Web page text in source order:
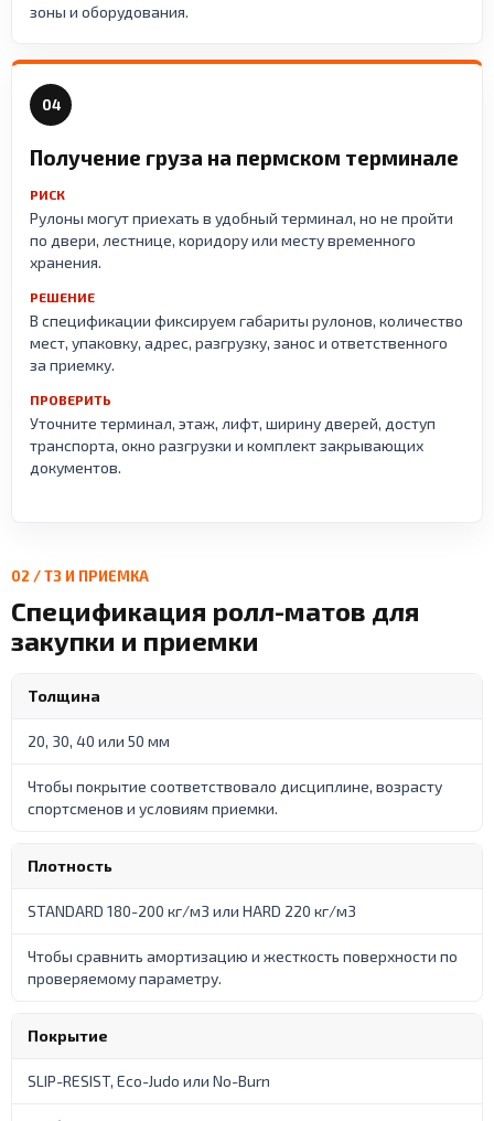
зоны и оборудования.
04
Получение груза на пермском терминале
РИСК
Рулоны могут приехать в удобный терминал, но не пройти
по двери, лестнице, коридору или месту временного
хранения.
РЕШЕНИЕ
В спецификации фиксируем габариты рулонов, количество
мест, упаковку, адрес, разгрузку, занос и ответственного
за приемку.
ПРОВЕРИТЬ
Уточните терминал, этаж, лифт, ширину дверей, доступ
транспорта, окно разгрузки и комплект закрывающих
документов.
02 / ТЗ И ПРИЕМКА
Спецификация ролл-матов для
закупки и приемки
Толщина
20, 30, 40 или 50 мм
Чтобы покрытие соответствовало дисциплине, возрасту
спортсменов и условиям приемки.
Плотность
STANDARD 180-200 кг/м3 или HARD 220 кг/м3
Чтобы сравнить амортизацию и жесткость поверхности по
проверяемому параметру.
Покрытие
SLIP-RESIST, Eco-Judo или No-Burn